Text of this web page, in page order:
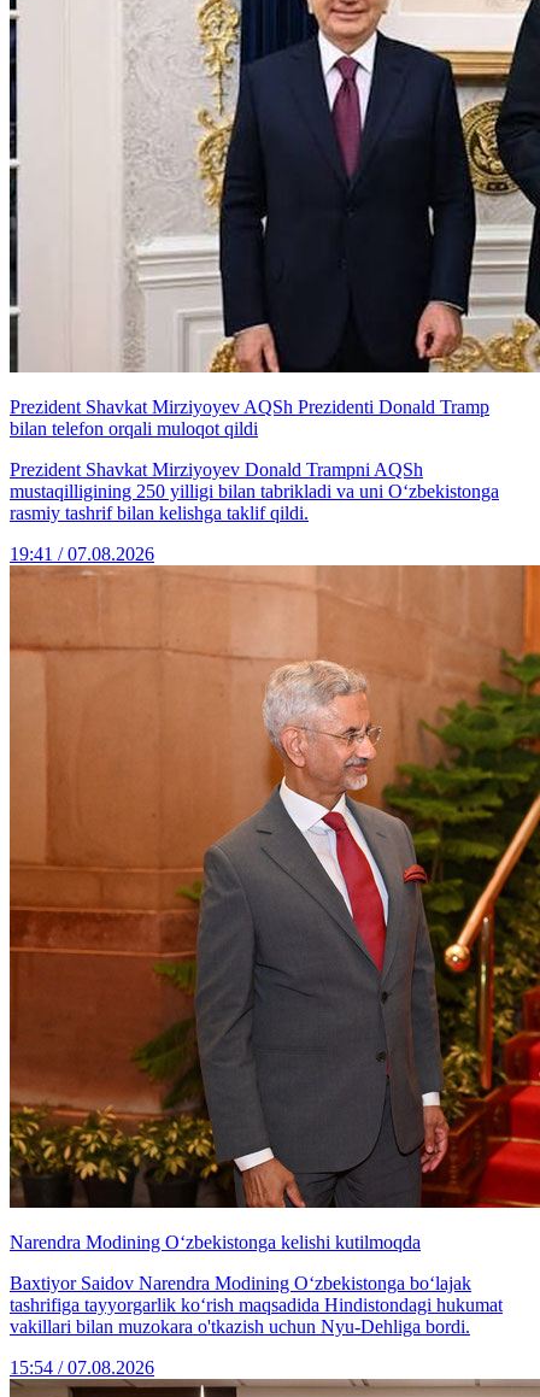
Prezident Shavkat Mirziyoyev AQSh Prezidenti Donald Tramp
bilan telefon orqali muloqot qildi
Prezident Shavkat Mirziyoyev Donald Trampni AQSh
mustaqilligining 250 yilligi bilan tabrikladi va uni O‘zbekistonga
rasmiy tashrif bilan kelishga taklif qildi.
19:41 / 07.08.2026
Narendra Modining O‘zbekistonga kelishi kutilmoqda
Baxtiyor Saidov Narendra Modining O‘zbekistonga bo‘lajak
tashrifiga tayyorgarlik ko‘rish maqsadida Hindistondagi hukumat
vakillari bilan muzokara o'tkazish uchun Nyu-Dehliga bordi.
15:54 / 07.08.2026